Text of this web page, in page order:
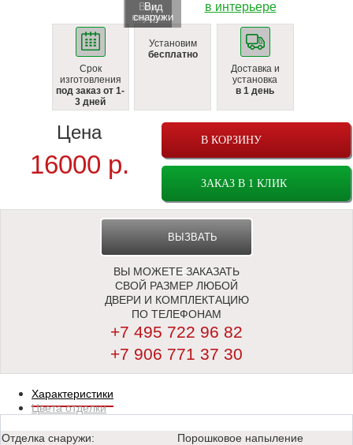
Вид
внутри
Вид
cнаружи
Срок
изготовления
под заказ от 1-
3 дней
Установим
бесплатно
Доставка и
установка
в 1 день
В КОРЗИНУ
ЗАКАЗ В 1 КЛИК
Цена
16000 р.
ВЫЗВАТЬ
ЗАМЕРЩИКА
ВЫ МОЖЕТЕ ЗАКАЗАТЬ
СВОЙ РАЗМЕР ЛЮБОЙ
ДВЕРИ И КОМПЛЕКТАЦИЮ
ПО ТЕЛЕФОНАМ
+7 495 722 96 82
+7 906 771 37 30
Характеристики
Цвета отделки
Отделка снаружи:
Порошковое напыление